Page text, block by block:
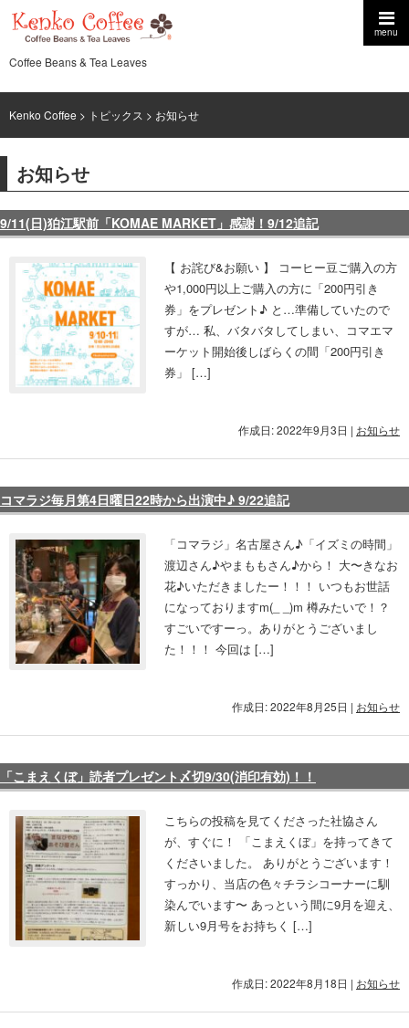
menu
Coffee Beans & Tea Leaves
Kenko Coffee > トピックス > お知らせ
お知らせ
9/11(日)狛江駅前「KOMAE MARKET」感謝！9/12追記
【 お詫び&お願い 】 コーヒー豆ご購入の方
や1,000円以上ご購入の方に「200円引き
券」をプレゼント♪ と…準備していたので
すが… 私、バタバタしてしまい、コマエマ
ーケット開始後しばらくの間「200円引き
券」 […]
作成日: 2022年9月3日 | お知らせ
コマラジ毎月第4日曜日22時から出演中♪ 9/22追記
「コマラジ」名古屋さん♪「イズミの時間」
渡辺さん♪やまももさん♪から！ 大〜きなお
花♪いただきましたー！！！ いつもお世話
になっておりますm(_ _)m 樽みたいで！？
すごいですーっ。ありがとうございまし
た！！！ 今回は […]
作成日: 2022年8月25日 | お知らせ
「こまえくぼ」読者プレゼント〆切9/30(消印有効)！！
こちらの投稿を見てくださった社協さん
が、すぐに！ 「こまえくぼ」を持ってきて
くださいました。 ありがとうございます！
すっかり、当店の色々チラシコーナーに馴
染んでいます〜 あっという間に9月を迎え、
新しい9月号をお持ちく […]
作成日: 2022年8月18日 | お知らせ